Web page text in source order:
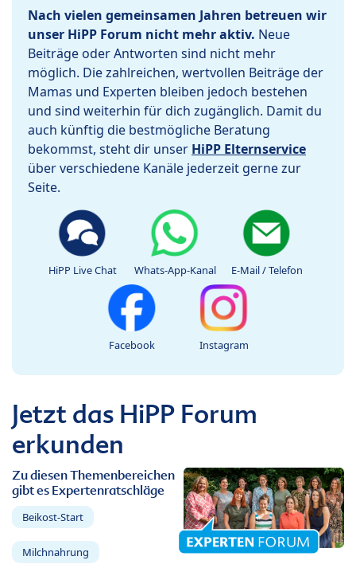
Nach vielen gemeinsamen Jahren betreuen wir
unser HiPP Forum nicht mehr aktiv. Neue
Beiträge oder Antworten sind nicht mehr
möglich. Die zahlreichen, wertvollen Beiträge der
Mamas und Experten bleiben jedoch bestehen
und sind weiterhin für dich zugänglich. Damit du
auch künftig die bestmögliche Beratung
bekommst, steht dir unser HiPP Elternservice
über verschiedene Kanäle jederzeit gerne zur
Seite.
HiPP Live Chat Whats-App-Kanal E-Mail / Telefon
Facebook Instagram
Jetzt das HiPP Forum
erkunden
Zu diesen Themenbereichen
gibt es Expertenratschläge
Beikost-Start
Milchnahrung